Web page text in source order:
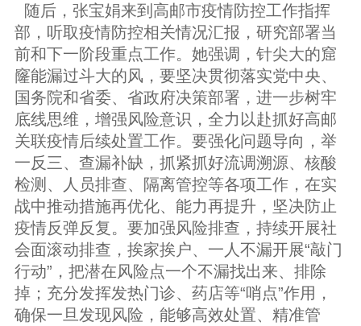
随后，张宝娟来到高邮市疫情防控工作指挥
部，听取疫情防控相关情况汇报，研究部署当
前和下一阶段重点工作。她强调，针尖大的窟
窿能漏过斗大的风，要坚决贯彻落实党中央、
国务院和省委、省政府决策部署，进一步树牢
底线思维，增强风险意识，全力以赴抓好高邮
关联疫情后续处置工作。要强化问题导向，举
一反三、查漏补缺，抓紧抓好流调溯源、核酸
检测、人员排查、隔离管控等各项工作，在实
战中推动措施再优化、能力再提升，坚决防止
疫情反弹反复。要加强风险排查，持续开展社
会面滚动排查，挨家挨户、一人不漏开展“敲门
行动”，把潜在风险点一个不漏找出来、排除
掉；充分发挥发热门诊、药店等“哨点”作用，
确保一旦发现风险，能够高效处置、精准管